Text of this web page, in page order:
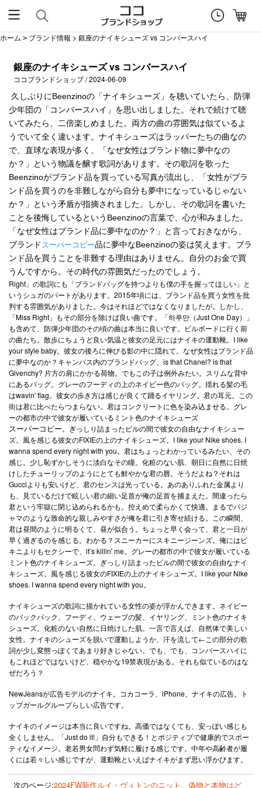
ホーム > ブランド情報 > 銀座のナイキシューズ vs コンバースハイ
銀座のナイキシューズ vs コンバースハイ
ココブランドショップ / 2024-06-09
久しぶりにBeenzinoの「ナイキシューズ」を聴いていたら、防弾
少年団の「コンバースハイ」を思い出しました。それで続けて聴
いてみたら、二倍楽しめました。両方の曲の雰囲気は似ているよ
うでいて全く違います。ナイキシューズはラッパーたちの曲なの
で、直球な表現が多く、「なぜ女性はブランド物に夢中なの
か？」という物議を醸す歌詞があります。その歌詞を歌った
Beenzinoがブランド品を買っている写真が流出し、「女性がブラ
ンド品を買うのを非難しながら自分も夢中になっているじゃない
か？」という矛盾が指摘されました。しかし、その歌詞を書いた
ことを後悔しているというBeenzinoの言葉で、心が和みました。
「なぜ女性はブランド品に夢中なのか？」と言っておきながら、
ブランド スーパーコピー品に夢中なBeenzinoの姿は笑えます。ブラ
ンド品を買うことを非難する理由はありません。自分のお金で買
うんですから。その時代の雰囲気だったのでしょう。
Right」の歌詞にも「ブランドバッグを持つよりも僕の手を握ってほしい」と
いうシュガのパートがあります。2015年頃には、ブランド品を買う女性を批
判する雰囲気がありました。今はそれほどではなくなりましたが。しかし、
「Miss Right」もその部分を除けば良い曲です。「하루만（Just One Day）」
も含めて、防弾少年団のその頃の曲は本当に良いです。ビルボードに行く前
の曲たち。散歩にちょうど良い気温と彼女の足元にはナイキの運動靴。I like
your style baby。彼女の後ろに伸びる影の中に隠れて。なぜ女性はブランド品
に夢中なのか？キャンパス内のブランドバッグ、is that Chanel? is that
Givenchy? 片方の肩にかかる荷物。でもこの子は例外みたい。スリムな背中
にあるバッグ。グレーのフーディの上のネイビー色のバッグ。揺れる髪の毛
はwavin' flag。彼女の歩き方は感じが良くて踊るイヤリング。君の耳元。この
街は君に比べたらつまらない。君はコンクリートに色を染み込ませる。グレ
ーの都市の中で彼女が履いているミント色のナイキシューズ
スーパーコピー 。ぎっしり詰まったビルの間で彼女の自由なナイキシュー
ズ。風を感じる彼女のFIXIEの上のナイキシューズ。I like your Nike shoes. I
wanna spend every night with you。君はちょっとわかっているみたい、その
感じ。少し恥ずかしそうに淡白なその瞳。化粧のない肌、朝日に自然に日焼
けしたチューリップのようにとても鮮やかな君の唇。そうだよね？それは
Gucciよりも安いけど、君のセンスは光っている。あのありふれた金属より
も、見ているだけで眩しい君の細い足首が俺の足首を捕まえた。間違ったら
君という牢獄に閉じ込められるかも。控えめで柔らかくて快適。まるでパジ
ャマのような致命的な親しみやすさが俺を君に引き寄せ続ける。この瞬間、
君は昼間のように明るくて、昼が似合う。ちょっと早く会って、君と一日が
早く過ぎるのを感じる。わかる？スニーカーにスキニージーンズ。俺にはビ
キニよりもセクシーで、it’s killin' me。グレーの都市の中で彼女が履いている
ミント色のナイキシューズ。ぎっしり詰まったビルの間で彼女の自由なナイ
キシューズ。風を感じる彼女のFIXIEの上のナイキシューズ。I like your Nike
shoes. I wanna spend every night with you。
ナイキシューズの歌詞に描かれている女性の姿が浮かんできます。ネイビー
のバックパック、フーディ、ウェーブの髪、イヤリング、ミント色のナイキ
シューズ。化粧のない自然に日焼けした肌。一言で言えば、自然体で美しい
女性。ナイキのシューズを脱いで運動しようか、汗を流して←この部分の歌
詞が少し変態っぽくてあまり好きじゃない。でも、でも、コンバースハイに
もこれほどではないけど、穏やかな19禁表現がある。それも似ているのはな
ぜだろう？
NewJeansが広告モデルのナイキ。コカコーラ、iPhone、ナイキの広告。ト
ップガールグループらしい広告です。
ナイキのイメージは本当に良いですね。高価ではなくても、安っぽい感じも
全くしません。「Just do it!」自分もできる！とポジティブで健康的でスポー
ティなイメージ。老若男女問わず気軽に履ける感じです。中年や高齢者が履
くには若々しい感じですが、運動靴といえばナイキがまず思い浮かびます。
次のページ:2024FW新作ルイ・ヴィトンのニット、偽物と本物はど